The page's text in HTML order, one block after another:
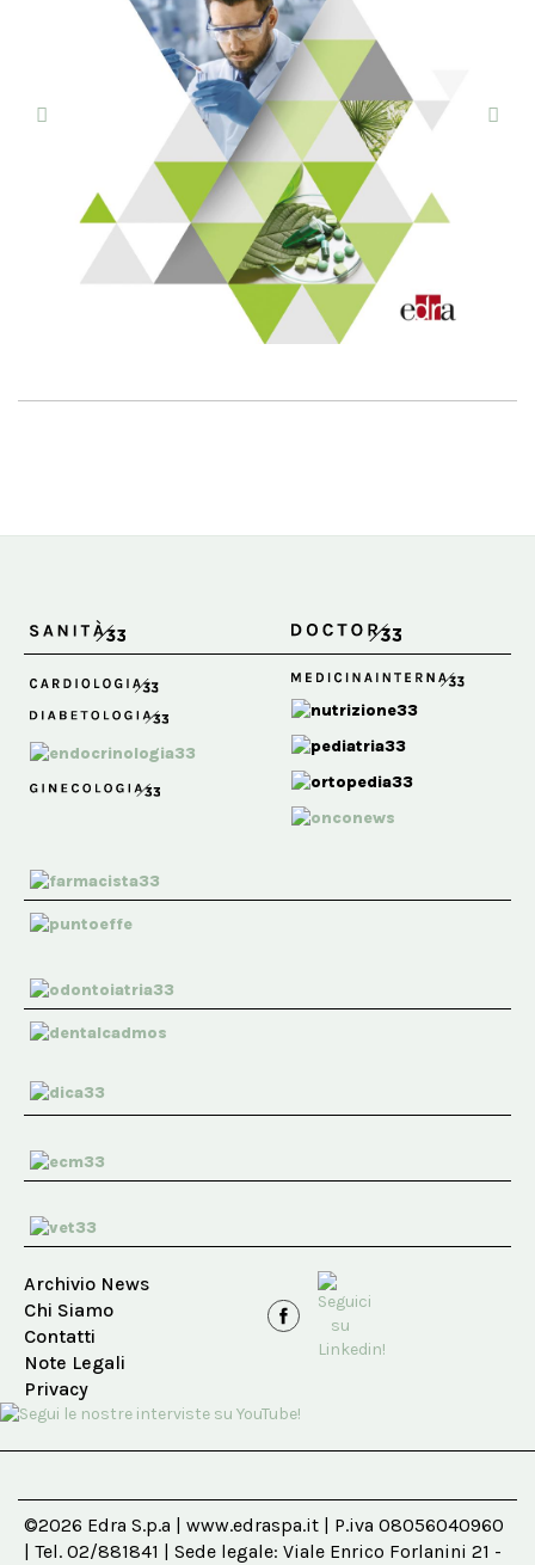
Archivio News
Chi Siamo
Contatti
Note Legali
Privacy
©2026 Edra S.p.a | www.edraspa.it | P.iva 08056040960
| Tel. 02/881841 | Sede legale: Viale Enrico Forlanini 21 -